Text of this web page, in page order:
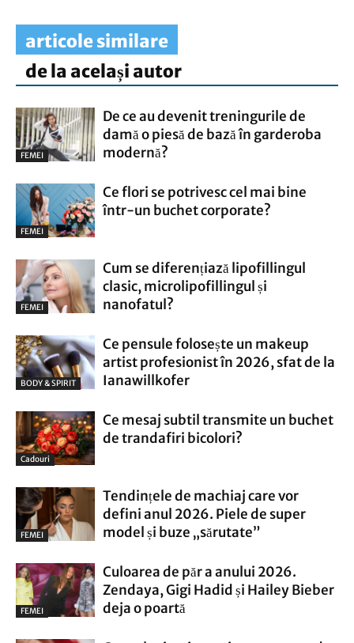
articole similare
de la același autor
FEMEI
De ce au devenit treningurile de
damă o piesă de bază în garderoba
modernă?
FEMEI
Ce flori se potrivesc cel mai bine
într-un buchet corporate?
FEMEI
Cum se diferențiază lipofillingul
clasic, microlipofillingul și
nanofatul?
BODY & SPIRIT
Ce pensule folosește un makeup
artist profesionist în 2026, sfat de la
Ianawillkofer
Cadouri
Ce mesaj subtil transmite un buchet
de trandafiri bicolori?
FEMEI
Tendințele de machiaj care vor
defini anul 2026. Piele de super
model și buze „sărutate”
FEMEI
Culoarea de păr a anului 2026.
Zendaya, Gigi Hadid și Hailey Bieber
deja o poartă